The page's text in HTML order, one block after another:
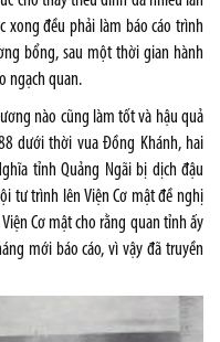
xong đều phải làm báo cáo trình
bổng, sau một thời gian hành
ngạch quan.
nào cũng làm tốt và hậu quả
dưới thời vua Đồng Khánh, hai
tỉnh Quảng Ngãi bị dịch đậu
tư trình lên Viện Cơ mật đề nghị
Cơ mật cho rằng quan tỉnh ấy
mới báo cáo, vì vậy đã truyền